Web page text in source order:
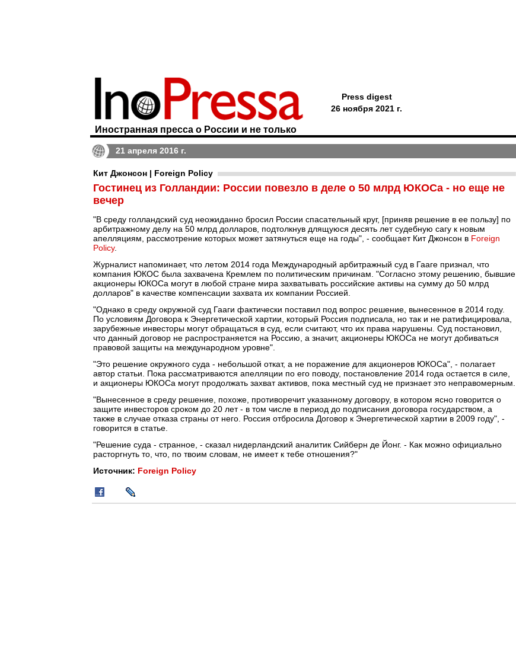
Иностранная пресса о России и не только
Press digest
26 ноября 2021 г.
21 апреля 2016 г.
Кит Джонсон | Foreign Policy
Гостинец из Голландии: России повезло в деле о 50 млрд ЮКОСа - но еще не
вечер
"В среду голландский суд неожиданно бросил России спасательный круг, [приняв решение в ее пользу] по
арбитражному делу на 50 млрд долларов, подтолкнув длящуюся десять лет судебную сагу к новым
апелляциям, рассмотрение которых может затянуться еще на годы", - сообщает Кит Джонсон в Foreign
Policy.
Журналист напоминает, что летом 2014 года Международный арбитражный суд в Гааге признал, что
компания ЮКОС была захвачена Кремлем по политическим причинам. "Согласно этому решению, бывшие
акционеры ЮКОСа могут в любой стране мира захватывать российские активы на сумму до 50 млрд
долларов" в качестве компенсации захвата их компании Россией.
"Однако в среду окружной суд Гааги фактически поставил под вопрос решение, вынесенное в 2014 году.
По условиям Договора к Энергетической хартии, который Россия подписала, но так и не ратифицировала,
зарубежные инвесторы могут обращаться в суд, если считают, что их права нарушены. Суд постановил,
что данный договор не распространяется на Россию, а значит, акционеры ЮКОСа не могут добиваться
правовой защиты на международном уровне".
"Это решение окружного суда - небольшой откат, а не поражение для акционеров ЮКОСа", - полагает
автор статьи. Пока рассматриваются апелляции по его поводу, постановление 2014 года остается в силе,
и акционеры ЮКОСа могут продолжать захват активов, пока местный суд не признает это неправомерным.
"Вынесенное в среду решение, похоже, противоречит указанному договору, в котором ясно говорится о
защите инвесторов сроком до 20 лет - в том числе в период до подписания договора государством, а
также в случае отказа страны от него. Россия отбросила Договор к Энергетической хартии в 2009 году", -
говорится в статье.
"Решение суда - странное, - сказал нидерландский аналитик Сийберн де Йонг. - Как можно официально
расторгнуть то, что, по твоим словам, не имеет к тебе отношения?"
Источник: Foreign Policy